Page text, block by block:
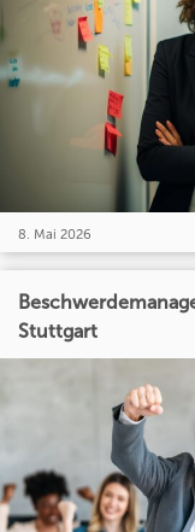
8. Mai 2026
Stuttgart